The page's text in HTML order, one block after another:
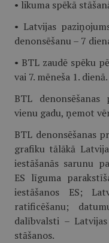
• likuma spēkā
• Latvijas
denonsēšanu – 7
• BTL zaudē spēku
vai 7. mēneša 1. dienā.
BTL
vienu gadu, ņemot
BTL denonsēšanas
grafiku tālākā
iestāšanās sarunu
ES līguma
iestāšanos ES;
ratificēšanu;
dalībvalsti –
stāšanos.